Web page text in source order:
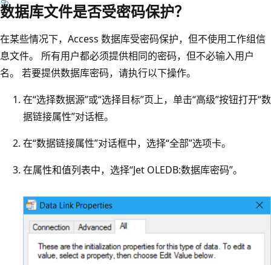
数据库文件是否受密码保护？
在某些情况下，Access 数据库受密码保护，但不使用工作组信
息文件。 所有用户都必须提供相同的密码，但不必输入用户
名。 若要提供数据库密码，请执行以下操作。
在“选择数据源”或“选择目标”页上，单击“高级”按钮打开“数
据链接属性”对话框。
在“数据链接属性”对话框中，选择“全部”选项卡。
在属性和值列表中，选择“Jet OLEDB:数据库密码”。